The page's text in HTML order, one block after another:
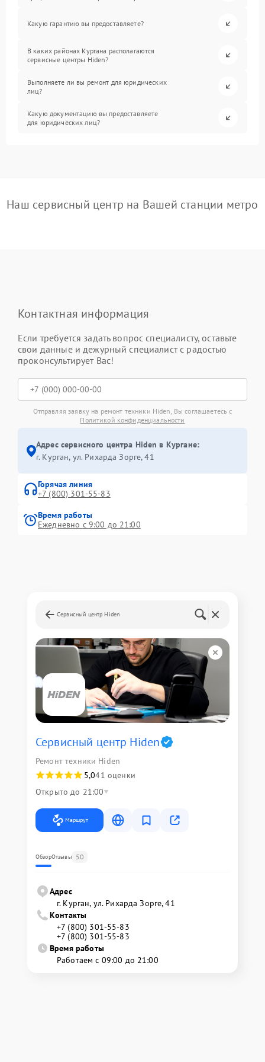
Какую гарантию вы предоставляете?
В каких районах Кургана располагаются
сервисные центры Hiden?
Выполняете ли вы ремонт для юридических
лиц?
Какую документацию вы предоставляете
для юридических лиц?
Наш сервисный центр на Вашей станции метро
Контактная информация
Если требуется задать вопрос специалисту, оставьте
свои данные и дежурный специалист с радостью
проконсультирует Вас!
Отправляя заявку на ремонт техники Hiden, Вы соглашаетесь с
Политикой конфиденциальности
Адрес сервисного центра Hiden в Кургане:
г. Курган, ул. Рихарда Зорге, 41
Горячая линия
+7 (800) 301-55-83
Время работы
Ежедневно с 9:00 до 21:00
Сервисный центр Hiden
Сервисный центр Hiden
Ремонт техники Hiden
5,041 оценки
Открыто до 21:00
Маршрут
ОбзорОтзывы 50
Адрес
г. Курган, ул. Рихарда Зорге, 41
Контакты
+7 (800) 301-55-83
+7 (800) 301-55-83
Время работы
Работаем с 09:00 до 21:00